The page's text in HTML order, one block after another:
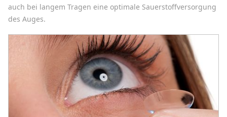
auch bei langem Tragen eine optimale Sauerstoffversorgung
des Auges.